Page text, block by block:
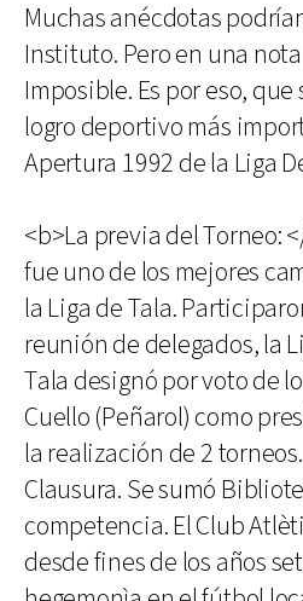
Muchas anécdotas
Instituto. Pero en una
Imposible. Es por eso,
logro deportivo más
Apertura 1992 de la Liga
<b>La previa del Torneo:
fue uno de los mejores
la Liga de Tala.
reunión de delegados, la
Tala designó por voto de
Cuello (Peñarol) como
la realización de 2
Clausura. Se sumó
competencia. El Club
desde fines de los años